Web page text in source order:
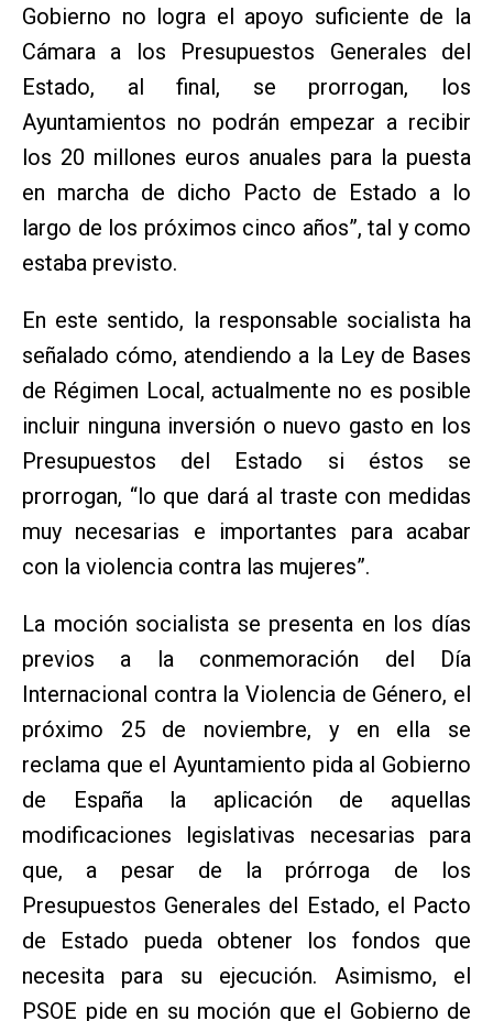
Gobierno no logra el apoyo suficiente de la
Cámara a los Presupuestos Generales del
Estado, al final, se prorrogan, los
Ayuntamientos no podrán empezar a recibir
los 20 millones euros anuales para la puesta
en marcha de dicho Pacto de Estado a lo
largo de los próximos cinco años”, tal y como
estaba previsto.
En este sentido, la responsable socialista ha
señalado cómo, atendiendo a la Ley de Bases
de Régimen Local, actualmente no es posible
incluir ninguna inversión o nuevo gasto en los
Presupuestos del Estado si éstos se
prorrogan, “lo que dará al traste con medidas
muy necesarias e importantes para acabar
con la violencia contra las mujeres”.
La moción socialista se presenta en los días
previos a la conmemoración del Día
Internacional contra la Violencia de Género, el
próximo 25 de noviembre, y en ella se
reclama que el Ayuntamiento pida al Gobierno
de España la aplicación de aquellas
modificaciones legislativas necesarias para
que, a pesar de la prórroga de los
Presupuestos Generales del Estado, el Pacto
de Estado pueda obtener los fondos que
necesita para su ejecución. Asimismo, el
PSOE pide en su moción que el Gobierno de